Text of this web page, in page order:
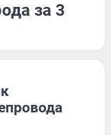
за 3